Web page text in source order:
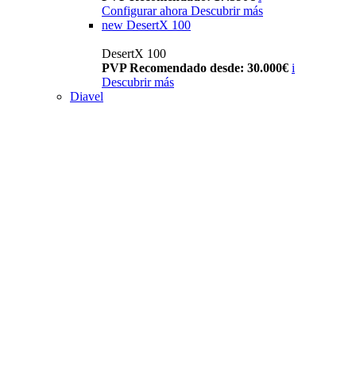
Configurar ahora Descubrir más
new DesertX 100
DesertX 100
PVP Recomendado desde: 30.000€ i
Descubrir más
Diavel